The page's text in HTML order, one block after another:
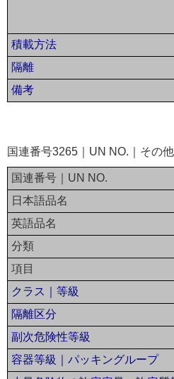
積載方法
隔離
備考
国連番号3265｜UN NO.｜その
国連番号｜UN NO.
日本語品名
英語品名
分類
項目
クラス｜等級
隔離区分
副次危険性等級
容器等級｜パッキングループ